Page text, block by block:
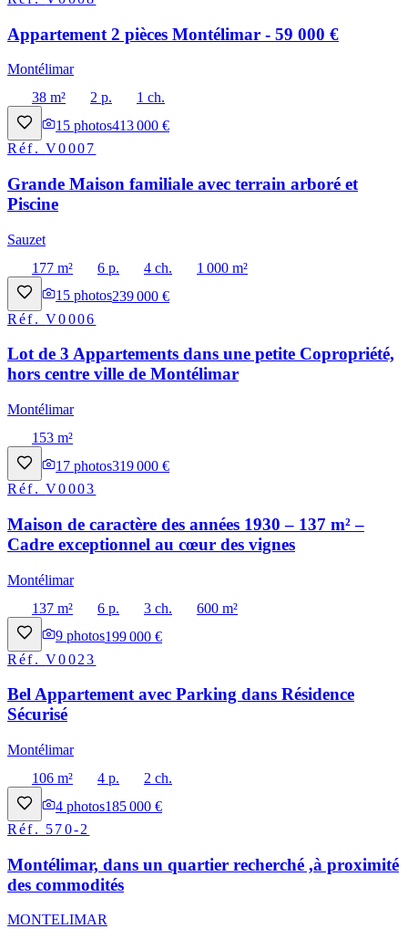
Appartement 2 pièces Montélimar - 59 000 €
Montélimar
38 m²
2 p.
1 ch.
15 photos413 000 €
Réf.V0007
Grande Maison familiale avec terrain arboré et
Piscine
Sauzet
177 m²
6 p. 4 ch.
1 000 m²
15 photos239 000 €
Réf.V0006
Lot de 3 Appartements dans une petite Copropriété,
hors centre ville de Montélimar
Montélimar
153 m²
17 photos319 000 €
Réf.V0003
Maison de caractère des années 1930 – 137 m² –
Cadre exceptionnel au cœur des vignes
Montélimar
137 m²
6 p. 3 ch.
600 m²
9 photos199 000 €
Réf.V0023
Bel Appartement avec Parking dans Résidence
Sécurisé
Montélimar
106 m²
4 p.
2 ch.
4 photos185 000 €
Réf. 570-2
Montélimar, dans un quartier recherché ,à proximité
des commodités
MONTELIMAR